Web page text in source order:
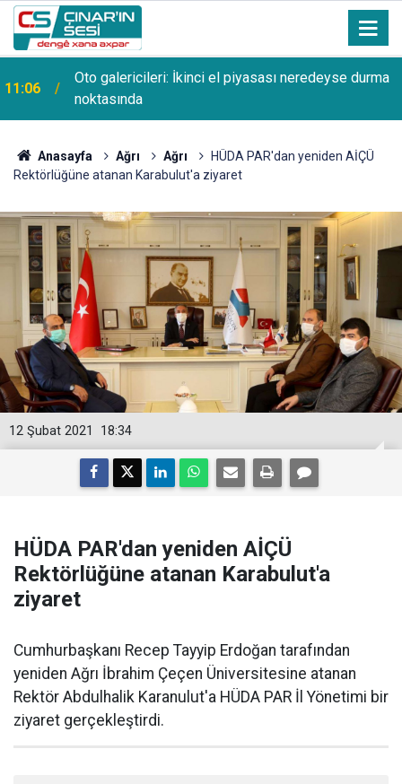
11:06
Oto galericileri: İkinci el piyasası neredeyse durma
noktasında
Anasayfa Ağrı Ağrı
HÜDA PAR'dan yeniden AİÇÜ
Rektörlüğüne atanan Karabulut'a ziyaret
18:34
12 Şubat 2021
HÜDA PAR'dan yeniden AİÇÜ
Rektörlüğüne atanan Karabulut'a
ziyaret
Cumhurbaşkanı Recep Tayyip Erdoğan tarafından
yeniden Ağrı İbrahim Çeçen Üniversitesine atanan
Rektör Abdulhalik Karanulut'a HÜDA PAR İl Yönetimi bir
ziyaret gerçekleştirdi.